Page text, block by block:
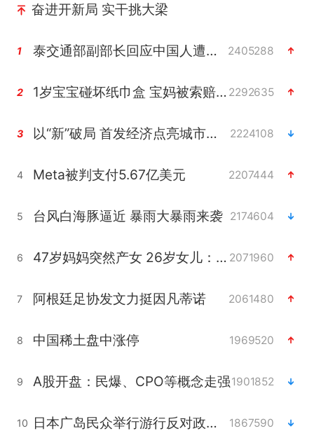
奋进开新局 实干挑大梁
1 泰交通部副部长回应中国人遭歧视手势 2405288
2 1岁宝宝碰坏纸巾盒 宝妈被索赔924元 2292635
3 以“新”破局 首发经济点亮城市消费活力 2224108
4 Meta被判支付5.67亿美元 2207444
5 台风白海豚逼近 暴雨大暴雨来袭 2174604
6 47岁妈妈突然产女 26岁女儿：很震惊 2071960
7 阿根廷足协发文力挺因凡蒂诺 2061480
8 中国稀土盘中涨停 1969520
9 A股开盘：民爆、CPO等概念走强1901852
10 日本广岛民众举行游行反对政府行径 1867590